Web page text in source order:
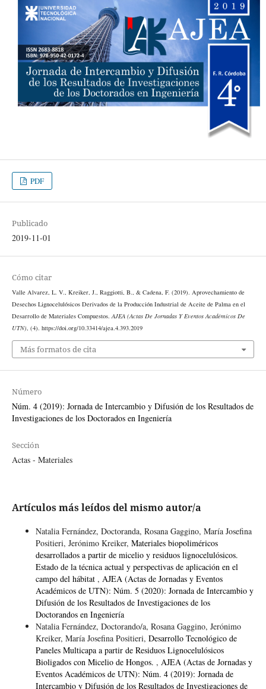
PDF
Publicado
2019-11-01
Cómo citar
Valle Alvarez, L. V., Kreiker, J., Raggiotti, B., & Cadena, F. (2019). Aprovechamiento de
Desechos Lignocelulósicos Derivados de la Producción Industrial de Aceite de Palma en el
Desarrollo de Materiales Compuestos.AJEA (Actas De Jornadas Y Eventos Académicos De
UTN), (4). https://doi.org/10.33414/ajea.4.393.2019
Más formatos de cita
Número
Núm. 4 (2019): Jornada de Intercambio y Difusión de los Resultados de
Investigaciones de los Doctorados en Ingeniería
Sección
Actas - Materiales
Artículos más leídos del mismo autor/a
Natalia Fernández, Doctoranda, Rosana Gaggino, María Josefina
Positieri, Jerónimo Kreiker, Materiales biopoliméricos
desarrollados a partir de micelio y residuos lignocelulósicos.
Estado de la técnica actual y perspectivas de aplicación en el
campo del hábitat , AJEA (Actas de Jornadas y Eventos
Académicos de UTN): Núm. 5 (2020): Jornada de Intercambio y
Difusión de los Resultados de Investigaciones de los
Doctorandos en Ingeniería
Natalia Fernández, Doctorando/a, Rosana Gaggino, Jerónimo
Kreiker, María Josefina Positieri, Desarrollo Tecnológico de
Paneles Multicapa a partir de Residuos Lignocelulósicos
Bioligados con Micelio de Hongos. , AJEA (Actas de Jornadas y
Eventos Académicos de UTN): Núm. 4 (2019): Jornada de
Intercambio y Difusión de los Resultados de Investigaciones de